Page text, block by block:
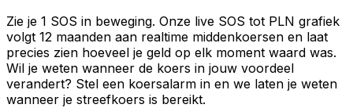
Zie je 1 SOS in beweging. Onze live SOS tot PLN grafiek
volgt 12 maanden aan realtime middenkoersen en laat
precies zien hoeveel je geld op elk moment waard was.
Wil je weten wanneer de koers in jouw voordeel
verandert? Stel een koersalarm in en we laten je weten
wanneer je streefkoers is bereikt.